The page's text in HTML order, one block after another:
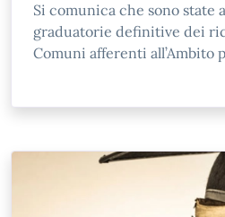
Si comunica che sono state
graduatorie definitive dei
Comuni afferenti all’Ambito